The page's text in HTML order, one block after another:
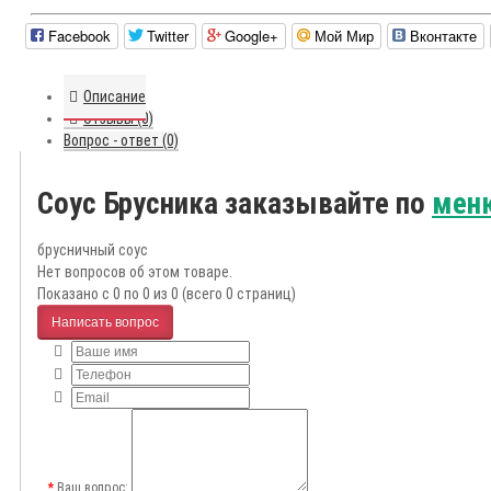
Facebook Twitter Google+ Мой Мир Вконтакте
Описание
Отзывы (0)
Вопрос - ответ (0)
Соус Брусника заказывайте по
брусничный соус
Нет вопросов об этом товаре.
Показано с 0 по 0 из 0 (всего 0 страниц)
Написать вопрос
Ваш вопрос: